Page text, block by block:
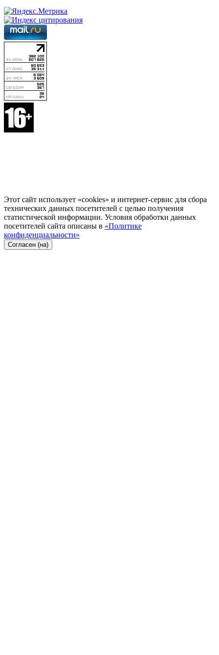
Этот сайт использует «cookies» и интернет-сервис для сбора
технических данных посетителей с целью получения
статистической информации. Условия обработки данных
посетителей сайта описаны в «Политике
конфиденциальности»
Согласен (на)